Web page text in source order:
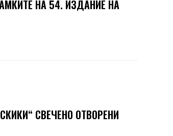
НА 54. ИЗДАНИЕ НА
СВЕЧЕНО ОТВОРЕНИ